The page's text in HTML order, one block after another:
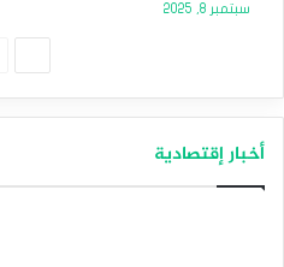
سبتمبر 8, 2025
أخبار إقتصادية